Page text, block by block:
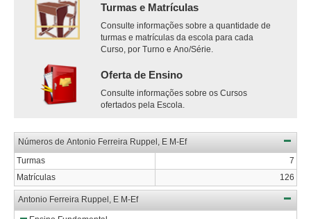
Turmas e Matrículas
Consulte informações sobre a quantidade de
turmas e matrículas da escola para cada
Curso, por Turno e Ano/Série.
Oferta de Ensino
Consulte informações sobre os Cursos
ofertados pela Escola.
Números de Antonio Ferreira Ruppel, E M-Ef
Turmas
7
Matrículas
126
Antonio Ferreira Ruppel, E M-Ef